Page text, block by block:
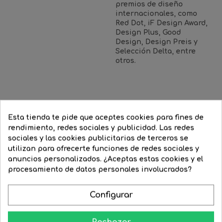
premios de diseño
internacionales, como
Red Dot, iF Design Award,
Design Plus, Good
Design, Design Preis y
Selección Delta, entre
otros.
-16%
¡STOCK FUERA!
‹
Esta tienda te pide que aceptes cookies para fines de
rendimiento, redes sociales y publicidad. Las redes
sociales y las cookies publicitarias de terceros se
utilizan para ofrecerte funciones de redes sociales y
anuncios personalizados. ¿Aceptas estas cookies y el
procesamiento de datos personales involucrados?
Configurar